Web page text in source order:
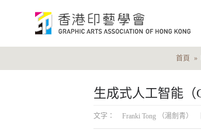
首頁
文字： Franki Tong （湯劍青）